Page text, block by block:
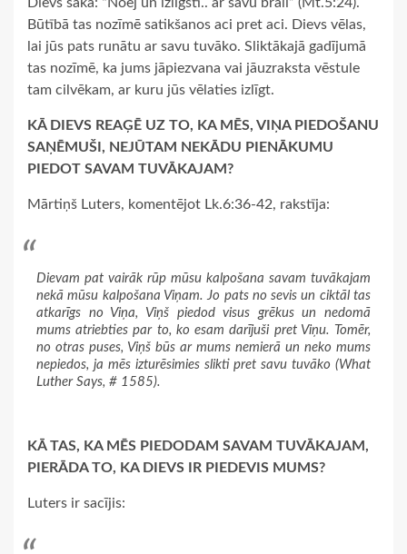
Dievs saka: “Noej un izlīgsti.. ar savu brāli” (Mt.5:24).
Būtībā tas nozīmē satikšanos aci pret aci. Dievs vēlas,
lai jūs pats runātu ar savu tuvāko. Sliktākajā gadījumā
tas nozīmē, ka jums jāpiezvana vai jāuzraksta vēstule
tam cilvēkam, ar kuru jūs vēlaties izlīgt.
KĀ DIEVS REAĢĒ UZ TO, KA MĒS, VIŅA PIEDOŠANU
SAŅĒMUŠI, NEJŪTAM NEKĀDU PIENĀKUMU
PIEDOT SAVAM TUVĀKAJAM?
Mārtiņš Luters, komentējot Lk.6:36-42, rakstīja:
Dievam pat vairāk rūp mūsu kalpošana savam tuvākajam
nekā mūsu kalpošana Viņam. Jo pats no sevis un ciktāl tas
atkarīgs no Viņa, Viņš piedod visus grēkus un nedomā
mums atriebties par to, ko esam darījuši pret Viņu. Tomēr,
no otras puses, Viņš būs ar mums nemierā un neko mums
nepiedos, ja mēs izturēsimies slikti pret savu tuvāko (What
Luther Says, # 1585).
KĀ TAS, KA MĒS PIEDODAM SAVAM TUVĀKAJAM,
PIERĀDA TO, KA DIEVS IR PIEDEVIS MUMS?
Luters ir sacījis: